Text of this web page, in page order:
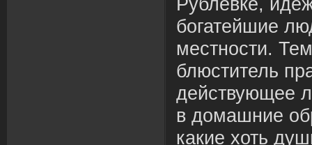
богатейшие
местности.
блюститель
действующее
в домашние
какие хоть